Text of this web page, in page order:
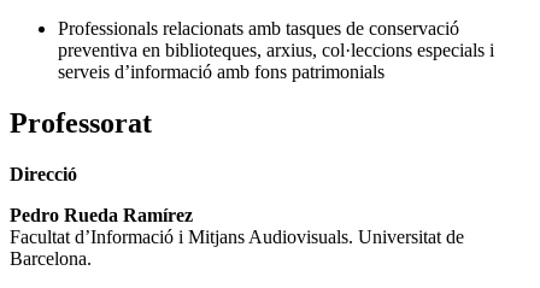
Professionals relacionats amb tasques de conservació
preventiva en biblioteques, arxius, col·leccions especials i
serveis d’informació amb fons patrimonials
Professorat
Direcció
Pedro Rueda Ramírez
Facultat d’Informació i Mitjans Audiovisuals. Universitat de
Barcelona.